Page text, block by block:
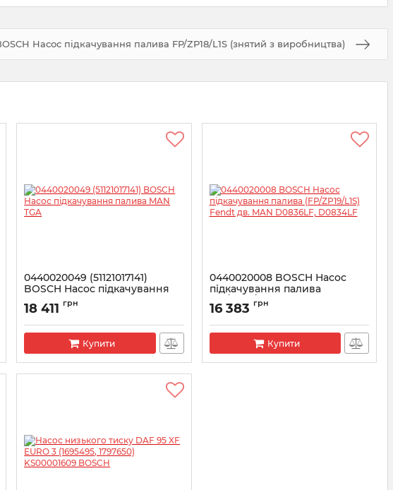
Насос підкачування палива FP/ZP18/L1S (знятий з виробництва)
0440020049 (51121017141)
BOSCH Насос підкачування
палива MAN TGA
Артикул:
18 411 грн
Купити
0440020008 BOSCH Насос
підкачування палива
(FP/ZP19/L1S) Fendt дв. MAN
D0836LF, D0834LF
Артикул: 0440020008
16 383 грн
Купити